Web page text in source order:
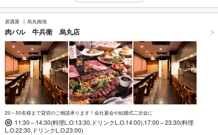
居酒屋 烏丸御池
肉バル 牛兵衛 烏丸店
20～50名様まで貸切のご相談承ります！会社宴会や結婚式二次会に
11:30～14:30(料理L.O.13:30,ドリンクL.O.14:00),17:00～23:30(料理
L.O.22:30,ドリンクL.O.23:00)